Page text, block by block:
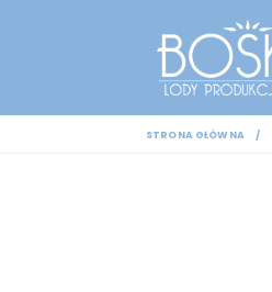
STRONA GŁÓWNA